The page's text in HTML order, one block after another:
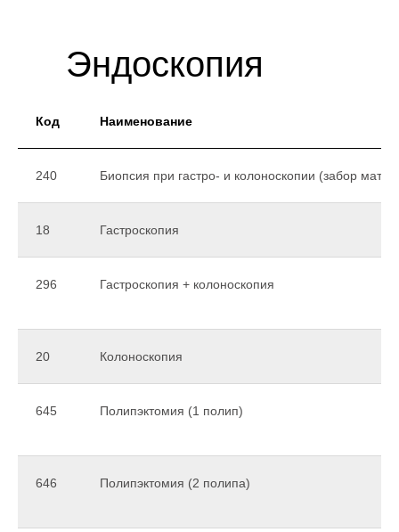
(диаметр трубки 8 мм) видеоэндоскопы;
✓опыт наших специалистов;
предоставление видеозаписи
RZ Medizintechnikи японского
Преимущества
Эндоскопия
цена
Код Наименование
240 Биопсия при гастро- и колоноскопии (забор
18 Гастроскопия
296 Гастроскопия + колоноскопия
20 Колоноскопия
645 Полипэктомия (1 полип)
646 Полипэктомия (2 полипа)